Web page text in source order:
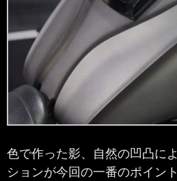
色で作った影、自然の凹凸に
ションが今回の一番のポイント